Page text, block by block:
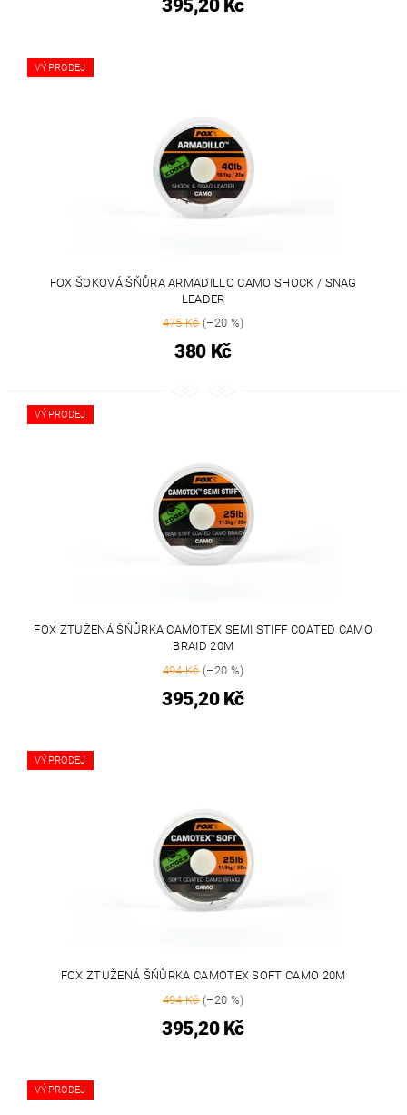
395,20 Kč
VÝPRODEJ
FOX ŠOKOVÁ ŠŇŮRA ARMADILLO CAMO SHOCK / SNAG
LEADER
475 Kč(–20 %)
380 Kč
VÝPRODEJ
FOX ZTUŽENÁ ŠŇŮRKA CAMOTEX SEMI STIFF COATED CAMO
BRAID 20M
494 Kč(–20 %)
395,20 Kč
VÝPRODEJ
FOX ZTUŽENÁ ŠŇŮRKA CAMOTEX SOFT CAMO 20M
494 Kč(–20 %)
395,20 Kč
VÝPRODEJ